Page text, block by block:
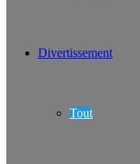
Divertissement
Tout